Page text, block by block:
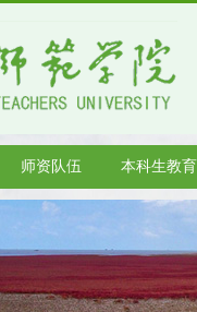
师资队伍 本科生教育